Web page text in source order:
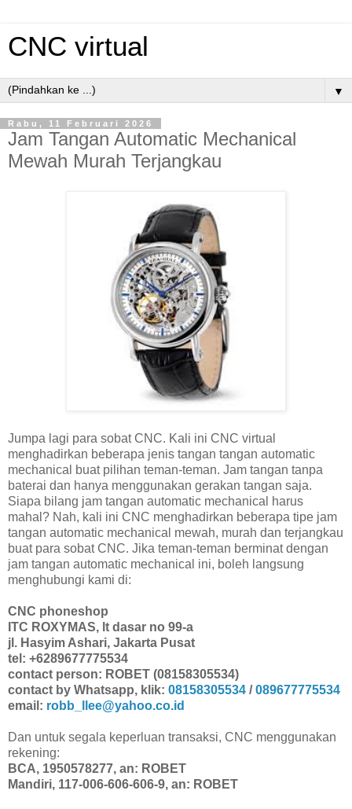
CNC virtual
▼
Rabu, 11 Februari 2026
Jam Tangan Automatic Mechanical
Mewah Murah Terjangkau
Jumpa lagi para sobat CNC. Kali ini CNC virtual
menghadirkan beberapa jenis tangan tangan automatic
mechanical buat pilihan teman-teman. Jam tangan tanpa
baterai dan hanya menggunakan gerakan tangan saja.
Siapa bilang jam tangan automatic mechanical harus
mahal? Nah, kali ini CNC menghadirkan beberapa tipe jam
tangan automatic mechanical mewah, murah dan terjangkau
buat para sobat CNC. Jika teman-teman berminat dengan
jam tangan automatic mechanical ini, boleh langsung
menghubungi kami di:
CNC phoneshop
ITC ROXYMAS, lt dasar no 99-a
jl. Hasyim Ashari, Jakarta Pusat
tel: +6289677775534
contact person: ROBET (08158305534)
contact by Whatsapp, klik: 08158305534 /089677775534
email: robb_llee@yahoo.co.id
Dan untuk segala keperluan transaksi, CNC menggunakan
rekening:
BCA, 1950578277, an: ROBET
Mandiri, 117-006-606-606-9, an: ROBET